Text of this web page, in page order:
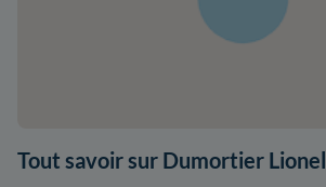
Tout savoir sur Dumortier Lionel